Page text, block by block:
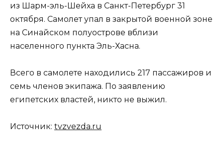
из Шарм-эль-Шейха в Санкт-Петербург 31
октября. Самолет упал в закрытой военной зоне
на Синайском полуострове вблизи
населенного пункта Эль-Хасна.
Всего в самолете находились 217 пассажиров и
семь членов экипажа. По заявлению
египетских властей, никто не выжил.
Источник: tvzvezda.ru